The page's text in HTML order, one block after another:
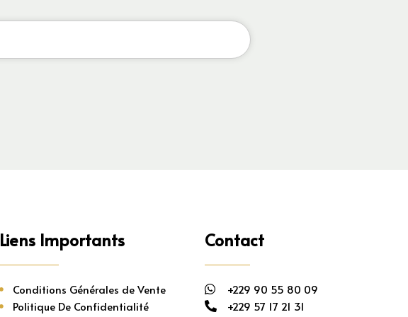
Liens Importants
Conditions Générales de Vente
Politique De Confidentialité
Contact
+229 90 55 80 09
+229 57 17 21 31